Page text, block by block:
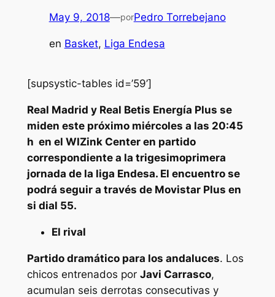
May 9, 2018—porPedro Torrebejano
en Basket, Liga Endesa
[supsystic-tables id=’59’]
Real Madrid y Real Betis Energía Plus se
miden este próximo miércoles a las 20:45
h en el WIZink Center en partido
correspondiente a la trigesimoprimera
jornada de la liga Endesa. El encuentro se
podrá seguir a través de Movistar Plus en
si dial 55.
El rival
Partido dramático para los andaluces. Los
chicos entrenados por Javi Carrasco,
acumulan seis derrotas consecutivas y